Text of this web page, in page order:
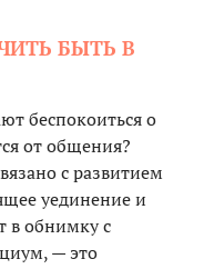
БЫТЬ В
беспокоиться о
от общения?
с развитием
уединение и
в обнимку с
— это